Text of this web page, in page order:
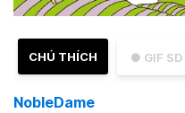
● GIF SD
CHÚ THÍCH
NobleDame